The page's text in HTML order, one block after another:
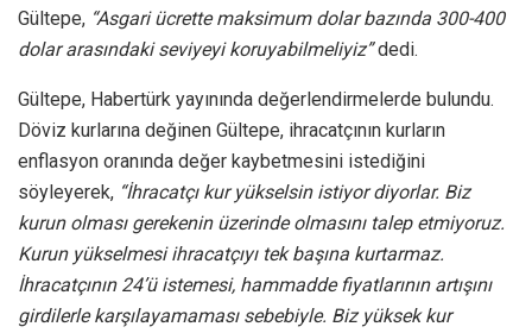
Gültepe, “Asgari ücrette maksimum dolar bazında 300-400
dolar arasındaki seviyeyi koruyabilmeliyiz”dedi.
Gültepe, Habertürk yayınında değerlendirmelerde bulundu.
Döviz kurlarına değinen Gültepe, ihracatçının kurların
enflasyon oranında değer kaybetmesini istediğini
söyleyerek, “İhracatçı kur yükselsin istiyor diyorlar. Biz
kurun olması gerekenin üzerinde olmasını talep etmiyoruz.
Kurun yükselmesi ihracatçıyı tek başına kurtarmaz.
İhracatçının 24’ü istemesi, hammadde fiyatlarının artışını
girdilerle karşılayamaması sebebiyle. Biz yüksek kur